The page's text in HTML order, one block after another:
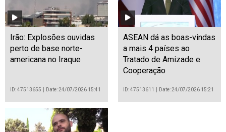
Irão: Explosões ouvidas
perto de base norte-
americana no Iraque
ID: 47513655 Date: 24/07/2026 15:41
ASEAN dá as boas-vindas
a mais 4 países ao
Tratado de Amizade e
Cooperação
ID: 47513611 Date: 24/07/2026 15:21